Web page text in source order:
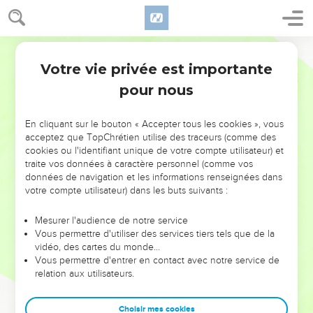
NE MANQUEZ PAS L’ÉVÉNEMENT
DE L’ANNÉE !
ET SI LEURS ERREURS POUVAIENT VOUS ÉVITER LES
VOTRES ?
leur foi ou leur vision. Mais on voit moins les doutes, les erreurs
et les saisons difficiles qu'ils ont traversés, alors même que ce
sont elles qui les ont façonnés.
Dans cette conférence, leaders, entrepreneurs, et responsables
clés pour avancer avec plus de sagesse afin que leurs erreurs
Votre vie privée est importante
pour nous
En cliquant sur le bouton « Accepter tous les cookies », vous
acceptez que TopChrétien utilise des traceurs (comme des
cookies ou l'identifiant unique de votre compte utilisateur) et
traite vos données à caractère personnel (comme vos
données de navigation et les informations renseignées dans
votre compte utilisateur) dans les buts suivants :
Mesurer l'audience de notre service
Vous permettre d'utiliser des services tiers tels que de la
vidéo, des cartes du monde…
Vous permettre d'entrer en contact avec notre service de
relation aux utilisateurs.
Choisir mes cookies